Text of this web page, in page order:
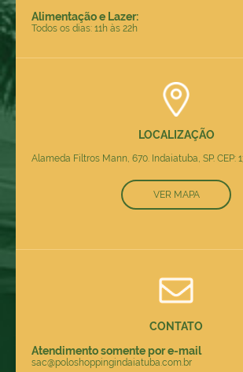
Alimentação e Lazer:
Todos os dias: 11h às 22h
LOCALIZAÇÃO
Alameda Filtros Mann, 670. Indaiatuba, SP. CEP:
VER MAPA
CONTATO
Atendimento somente por e-mail
sac@poloshoppingindaiatuba.com.br